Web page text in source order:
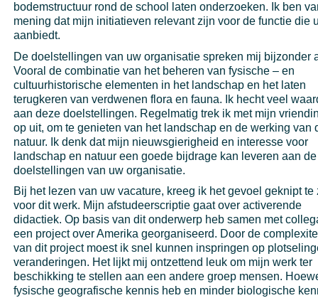
bodemstructuur rond de school laten onderzoeken. Ik ben
mening dat mijn initiatieven relevant zijn voor de functie die
aanbiedt.
De doelstellingen van uw organisatie spreken mij bijzonder
Vooral de combinatie van het beheren van fysische – en
cultuurhistorische elementen in het landschap en het laten
terugkeren van verdwenen flora en fauna. Ik hecht veel
aan deze doelstellingen. Regelmatig trek ik met mijn
op uit, om te genieten van het landschap en de werking van
natuur. Ik denk dat mijn nieuwsgierigheid en interesse voor
landschap en natuur een goede bijdrage kan leveren aan de
doelstellingen van uw organisatie.
Bij het lezen van uw vacature, kreeg ik het gevoel geknipt te
voor dit werk. Mijn afstudeerscriptie gaat over activerende
didactiek. Op basis van dit onderwerp heb samen met
een project over Amerika georganiseerd. Door de
van dit project moest ik snel kunnen inspringen op
veranderingen. Het lijkt mij ontzettend leuk om mijn werk ter
beschikking te stellen aan een andere groep mensen.
fysische geografische kennis heb en minder biologische